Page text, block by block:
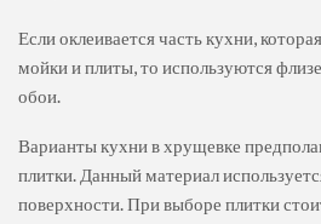
Если оклеивается часть кухни,
мойки и плиты, то используются
обои.
Варианты кухни в хрущевке
плитки. Данный материал
поверхности. При выборе плитки